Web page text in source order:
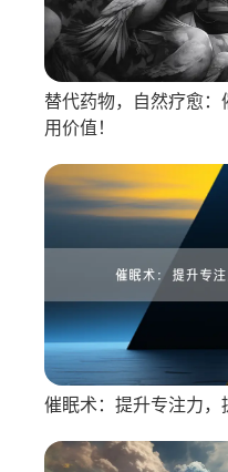
替代药物，自然疗愈
用价值！
催眠术：提升专注力